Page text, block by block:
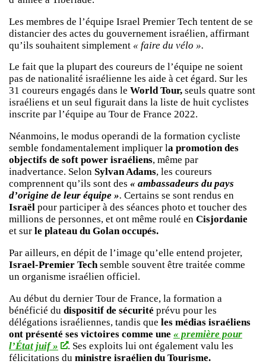
Les membres de l’équipe Israel Premier Tech tentent de se
distancier des actes du gouvernement israélien, affirmant
qu’ils souhaitent simplement « faire du vélo ».
Le fait que la plupart des coureurs de l’équipe ne soient
pas de nationalité israélienne les aide à cet égard. Sur les
31 coureurs engagés dans le World Tour, seuls quatre sont
israéliens et un seul figurait dans la liste de huit cyclistes
inscrite par l’équipe au Tour de France 2022.
Néanmoins, le modus operandi de la formation cycliste
semble fondamentalement impliquer la promotion des
objectifs de soft power israéliens, même par
inadvertance. Selon Sylvan Adams, les coureurs
comprennent qu’ils sont des « ambassadeurs du pays
d’origine de leur équipe ». Certains se sont rendus en
Israël pour participer à des séances photo et toucher des
millions de personnes, et ont même roulé en Cisjordanie
et sur le plateau du Golan occupés.
Par ailleurs, en dépit de l’image qu’elle entend projeter,
Israel-Premier Techsemble souvent être traitée comme
un organisme israélien officiel.
Au début du dernier Tour de France, la formation a
bénéficié du dispositif de sécurité prévu pour les
délégations israéliennes, tandis que les médias israéliens
ont présenté ses victoires comme une « première pour
l’État juif »
. Ses exploits lui ont également valu les
félicitations du ministre israélien du Tourisme.